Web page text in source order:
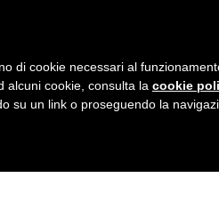
SERVIZI PROGETTI
di cookie necessari al
alcuni cookie, consulta la cookie
su un link o proseguendo la